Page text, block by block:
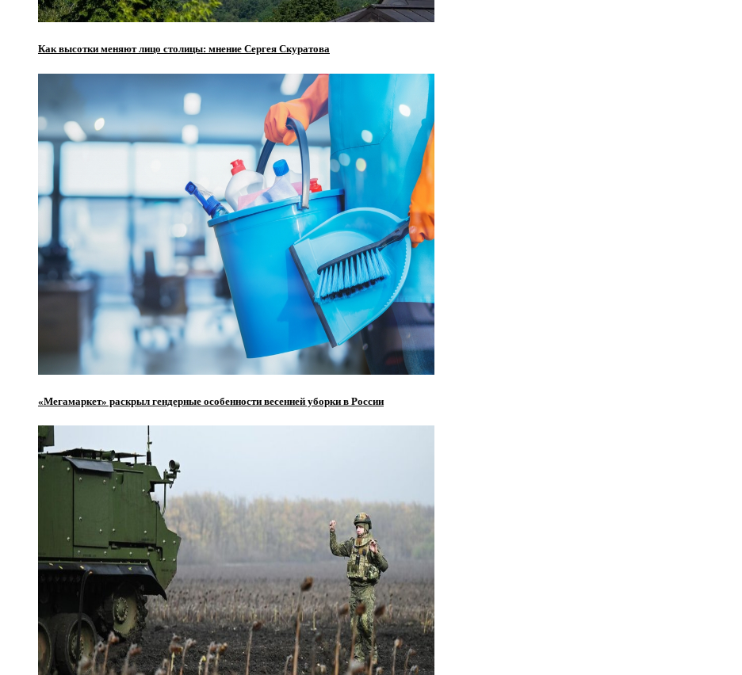
Как высотки меняют лицо столицы: мнение Сергея Скуратова
«Мегамаркет» раскрыл гендерные особенности весенней уборки в России